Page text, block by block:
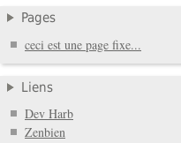
Pages
ceci est une page fixe...
Liens
Dev Harb
Zenbien